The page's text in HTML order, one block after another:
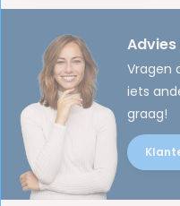
Vragen
iets
graag!